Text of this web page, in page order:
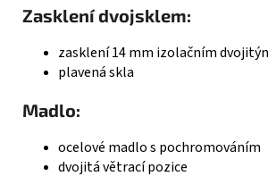
Zasklení dvojsklem:
zasklení 14 mm izolačním
plavená skla
Madlo:
ocelové madlo s pochromováním
dvojitá větrací pozice